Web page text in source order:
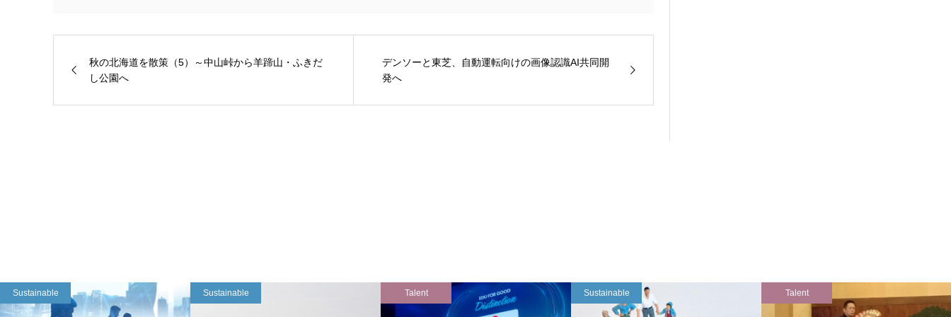
秋の北海道を散策（5）～中山峠から羊蹄山・ふきだ
し公園へ
デンソーと東芝、自動運転向けの画像認識AI共同開
発へ
Sustainable Sustainable Talent Sustainable Talent